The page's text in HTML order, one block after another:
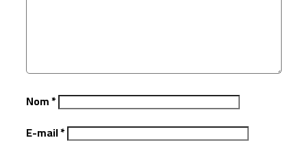
Nom*
E-mail*